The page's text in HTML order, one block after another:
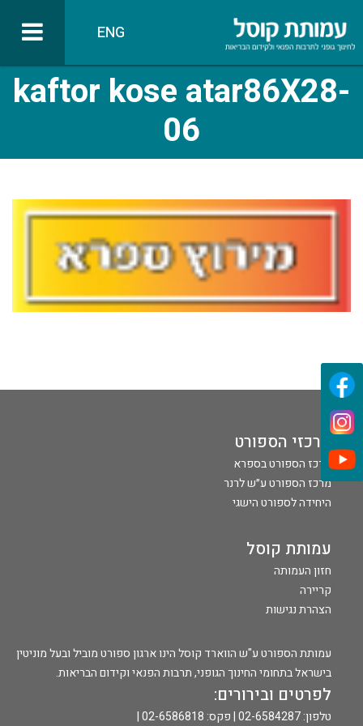
ENG
kaftor kose atar86X28-
06
מרכזי הספורט
מרכז הספורט בספרא
מרכז הספורט ע״ש לרנר
היחידה לספורט הישגי
עמותת קוסל
חזון העמותה
קריירה
הצהרת נגישות
עמותת הספורט ע"ש הווארד קוסל הינו ארגון ספורט מוביל ובעל מוניטין
בישראל בתחומי החינוך הגופני, תרבות הפנאי וקידום הבריאות.
לפרטים ובירורים:
טלפון: 02-6584287 | פקס: 02-6586818 |